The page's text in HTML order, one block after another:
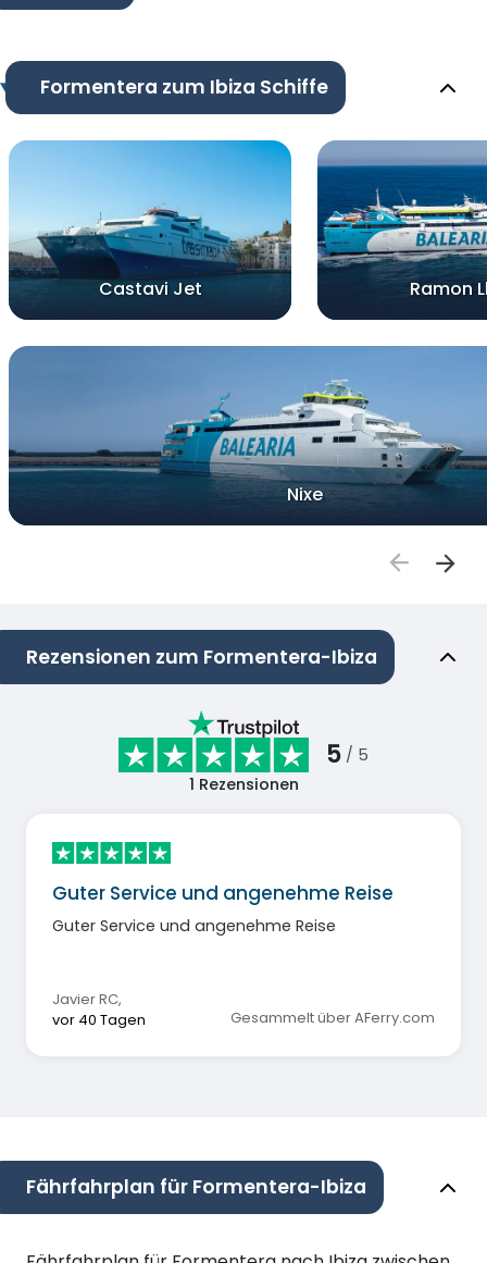
Formentera zum Ibiza Schiffe
Castavi Jet Ramon
Nixe
Rezensionen zum Formentera-Ibiza
5 / 5
1 Rezensionen
Guter Service und angenehme Reise
Guter Service und angenehme Reise
Javier RC,
vor 40 Tagen
Gesammelt über AFerry.com
Fährfahrplan für Formentera-Ibiza